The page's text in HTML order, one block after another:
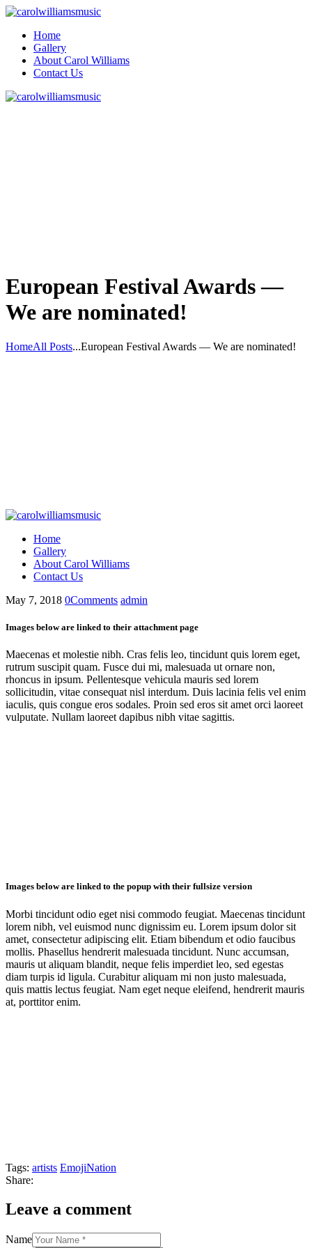
Home
Gallery
About Carol Williams
Contact Us
European Festival Awards —
We are nominated!
HomeAll Posts...European Festival Awards — We are nominated!
Home
Gallery
About Carol Williams
Contact Us
May 7, 2018 0Comments admin
Images below are linked to their attachment page
Maecenas et molestie nibh. Cras felis leo, tincidunt quis lorem eget,
rutrum suscipit quam. Fusce dui mi, malesuada ut ornare non,
rhoncus in ipsum. Pellentesque vehicula mauris sed lorem
sollicitudin, vitae consequat nisl interdum. Duis lacinia felis vel enim
iaculis, quis congue eros sodales. Proin sed eros sit amet orci laoreet
vulputate. Nullam laoreet dapibus nibh vitae sagittis.
Images below are linked to the popup with their fullsize version
Morbi tincidunt odio eget nisi commodo feugiat. Maecenas tincidunt
lorem nibh, vel euismod nunc dignissim eu. Lorem ipsum dolor sit
amet, consectetur adipiscing elit. Etiam bibendum et odio faucibus
mollis. Phasellus hendrerit malesuada tincidunt. Nunc accumsan,
mauris ut aliquam blandit, neque felis imperdiet leo, sed egestas
diam turpis id ligula. Curabitur aliquam mi non justo malesuada,
quis mattis lectus feugiat. Nam eget neque eleifend, hendrerit mauris
at, porttitor enim.
Tags: artists EmojiNation
Share:
Leave a comment
Name